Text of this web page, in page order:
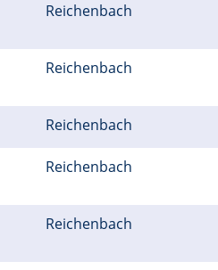
Reichenbach
Reichenbach
Reichenbach
Reichenbach
Reichenbach